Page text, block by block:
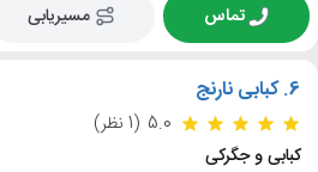
تماس مسیریابی
6. کبابی نارنج
5.0 (1 نظر)
کبابی و جگرکی